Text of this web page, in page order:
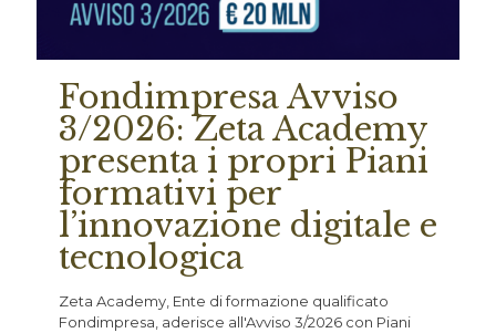
Fondimpresa Avviso
3/2026: Zeta Academy
presenta i propri Piani
formativi per
l’innovazione digitale e
tecnologica
Zeta Academy, Ente di formazione qualificato
Fondimpresa, aderisce all'Avviso 3/2026 con Piani